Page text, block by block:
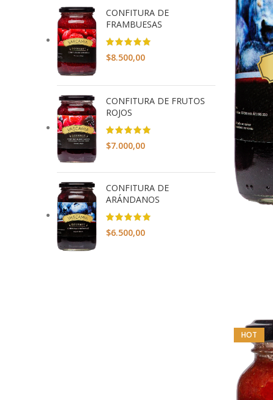
CONFITURA DE
FRAMBUESAS
$8.500,00
CONFITURA DE FRUTOS
ROJOS
$7.000,00
CONFITURA DE
ARÁNDANOS
$6.500,00
HOT